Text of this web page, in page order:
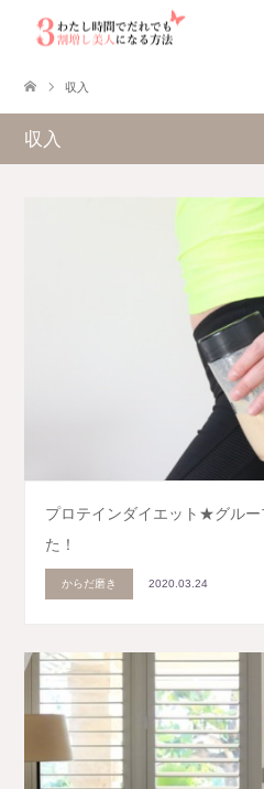
収入
収入
プロテインダイエット★グルー
た！
からだ磨き 2020.03.24